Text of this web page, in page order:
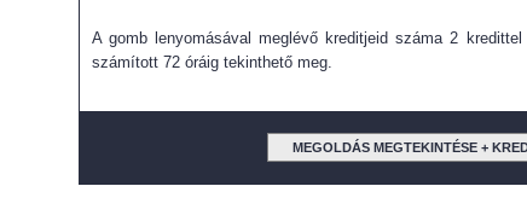
A gomb lenyomásával meglévő kreditjeid száma 2
számított 72 óráig tekinthető meg.
MEGOLDÁS MEGTEKINTÉSE +